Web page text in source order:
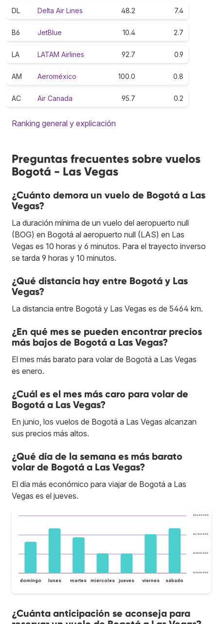
DL Delta Air Lines 48.2 7.4
B6 JetBlue 10.4 2.7
LA LATAM Airlines 92.7 0.9
AM Aeroméxico 100.0 0.8
AC Air Canada 95.7 0.2
Ranking general y explicación
Preguntas frecuentes sobre vuelos
Bogotá - Las Vegas
¿Cuánto demora un vuelo de Bogotá a Las
Vegas?
La duración mínima de un vuelo del aeropuerto null
(BOG) en Bogotá al aeropuerto null (LAS) en Las
Vegas es 10 horas y 6 minutos. Para el trayecto inverso
se tarda 9 horas y 10 minutos.
¿Qué distancia hay entre Bogotá y Las
Vegas?
La distancia entre Bogotá y Las Vegas es de 5464 km.
¿En qué mes se pueden encontrar precios
más bajos de Bogotá a Las Vegas?
El mes más barato para volar de Bogotá a Las Vegas
es enero.
¿Cuál es el mes más caro para volar de
Bogotá a Las Vegas?
En junio, los vuelos de Bogotá a Las Vegas alcanzan
sus precios más altos.
¿Qué día de la semana es más barato
volar de Bogotá a Las Vegas?
El día más económico para viajar de Bogotá a Las
Vegas es el jueves.
$ 1.500.000
$ 1.800.000
$ 2.100.000
$ 2.400.000
domingo lunes martes miércoles jueves viernes sábado
¿Cuánta anticipación se aconseja para